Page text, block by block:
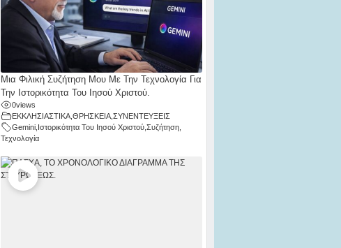
Μια Φιλική Συζήτηση Μου Με Την Τεχνολογία Για
Την Ιστορικότητα Του Ιησού Χριστού.
0views
ΕΚΚΛΗΣΙΑΣΤΙΚΑ, ΘΡΗΣΚΕΙΑ, ΣΥΝΕΝΤΕΥΞΕΙΣ
Gemini, Ιστορικότητα Του Ιησού Χριστού, Συζήτηση,
Τεχνολογία